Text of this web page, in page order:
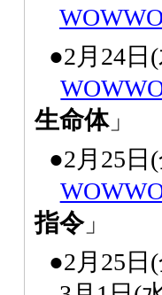
●2月24日
生命体」
●2月25日
指令」
●2月25日